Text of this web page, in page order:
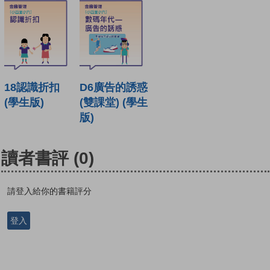
18認識折扣
(學生版)
D6廣告的誘惑
(雙課堂) (學生
版)
讀者書評 (0)
請登入給你的書籍評分
登入